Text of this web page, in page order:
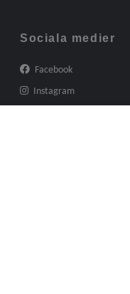
Sociala medier
Facebook
Instagram